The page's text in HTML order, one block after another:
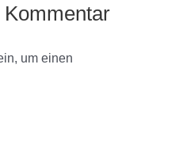
um einen